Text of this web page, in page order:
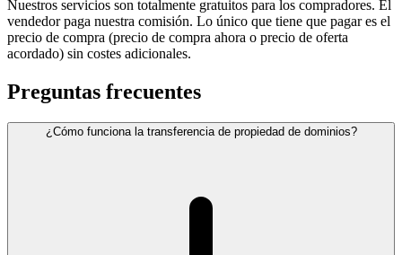
Nuestros servicios son totalmente gratuitos para los compradores. El
vendedor paga nuestra comisión. Lo único que tiene que pagar es el
precio de compra (precio de compra ahora o precio de oferta
acordado) sin costes adicionales.
Preguntas frecuentes
¿Cómo funciona la transferencia de propiedad de dominios?